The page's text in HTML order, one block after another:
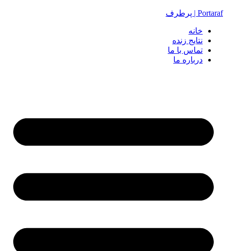
Portaraf | پرطرف
خانه
نتایج زنده
تماس با ما
درباره ما